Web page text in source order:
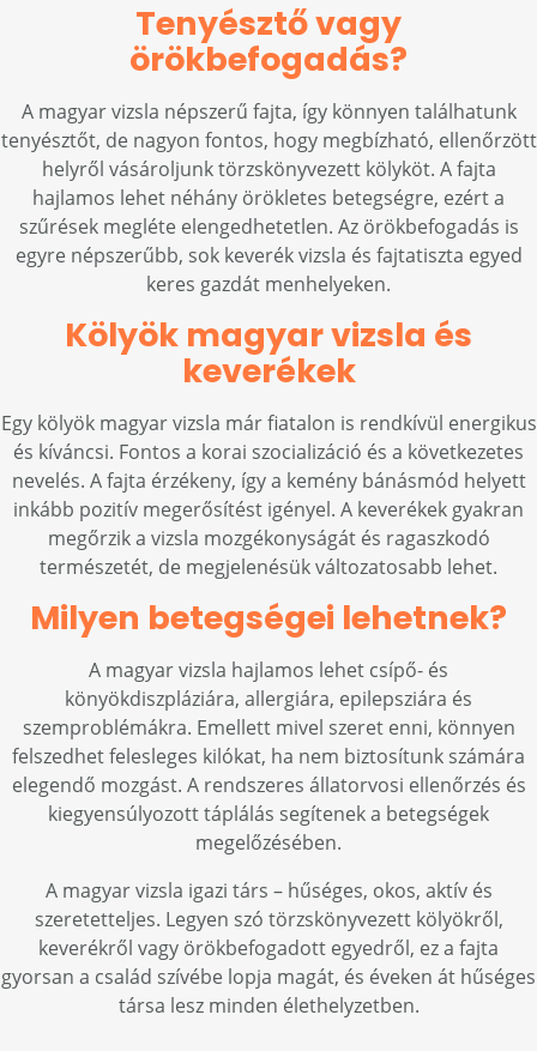
Tenyésztő vagy
örökbefogadás?
A magyar vizsla népszerű fajta, így könnyen találhatunk
tenyésztőt, de nagyon fontos, hogy megbízható, ellenőrzött
helyről vásároljunk törzskönyvezett kölyköt. A fajta
hajlamos lehet néhány örökletes betegségre, ezért a
szűrések megléte elengedhetetlen. Az örökbefogadás is
egyre népszerűbb, sok keverék vizsla és fajtatiszta egyed
keres gazdát menhelyeken.
Kölyök magyar vizsla és
keverékek
Egy kölyök magyar vizsla már fiatalon is rendkívül energikus
és kíváncsi. Fontos a korai szocializáció és a következetes
nevelés. A fajta érzékeny, így a kemény bánásmód helyett
inkább pozitív megerősítést igényel. A keverékek gyakran
megőrzik a vizsla mozgékonyságát és ragaszkodó
természetét, de megjelenésük változatosabb lehet.
Milyen betegségei lehetnek?
A magyar vizsla hajlamos lehet csípő- és
könyökdiszpláziára, allergiára, epilepsziára és
szemproblémákra. Emellett mivel szeret enni, könnyen
felszedhet felesleges kilókat, ha nem biztosítunk számára
elegendő mozgást. A rendszeres állatorvosi ellenőrzés és
kiegyensúlyozott táplálás segítenek a betegségek
megelőzésében.
A magyar vizsla igazi társ – hűséges, okos, aktív és
szeretetteljes. Legyen szó törzskönyvezett kölyökről,
keverékről vagy örökbefogadott egyedről, ez a fajta
gyorsan a család szívébe lopja magát, és éveken át hűséges
társa lesz minden élethelyzetben.